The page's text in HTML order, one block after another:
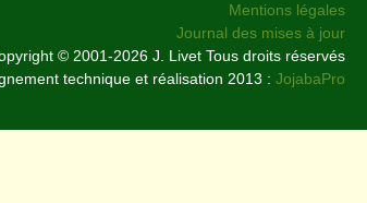
Mentions légales
Journal des mises à jour
© 2001-2026 J. Livet Tous droits réservés
technique et réalisation 2013 : JojabaPro